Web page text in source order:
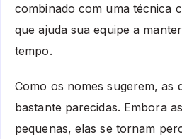
combinado com uma técnica
que ajuda sua equipe a
tempo.
Como os nomes sugerem, as
bastante parecidas. Embora
pequenas, elas se tornam